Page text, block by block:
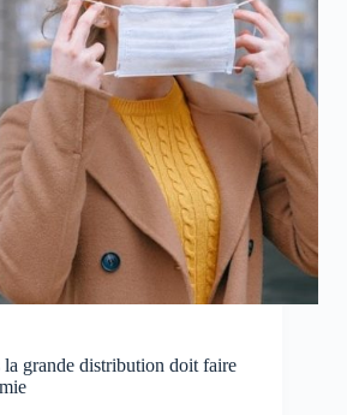
grande distribution doit faire